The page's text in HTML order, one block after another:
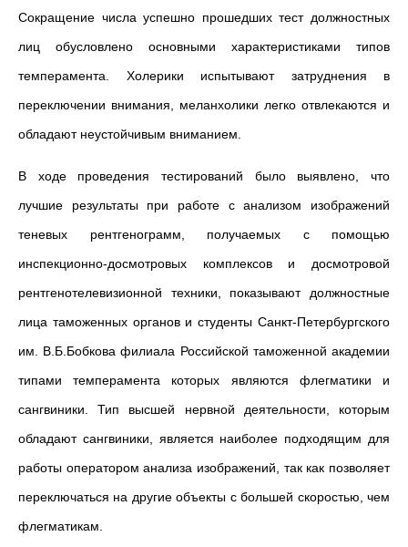
Сокращение числа успешно прошедших тест должностных
лиц обусловлено основными характеристиками типов
темперамента. Холерики испытывают затруднения в
переключении внимания, меланхолики легко отвлекаются и
обладают неустойчивым вниманием.
В ходе проведения тестирований было выявлено, что
лучшие результаты при работе с анализом изображений
теневых рентгенограмм, получаемых с помощью
инспекционно-досмотровых комплексов и досмотровой
рентгенотелевизионной техники, показывают должностные
лица таможенных органов и студенты Санкт-Петербургского
им. В.Б.Бобкова филиала Российской таможенной академии
типами темперамента которых являются флегматики и
сангвиники. Тип высшей нервной деятельности, которым
обладают сангвиники, является наиболее подходящим для
работы оператором анализа изображений, так как позволяет
переключаться на другие объекты с большей скоростью, чем
флегматикам.